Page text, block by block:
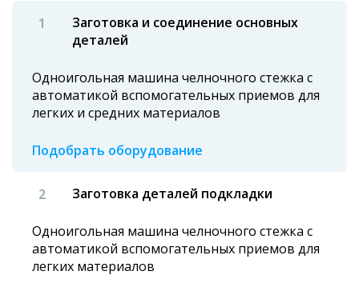
Заготовка и соединение основных
деталей
Одноигольная машина челночного стежка с
автоматикой вспомогательных приемов для
легких и средних материалов
Подобрать оборудование
Заготовка деталей подкладки
Одноигольная машина челночного стежка с
автоматикой вспомогательных приемов для
легких материалов